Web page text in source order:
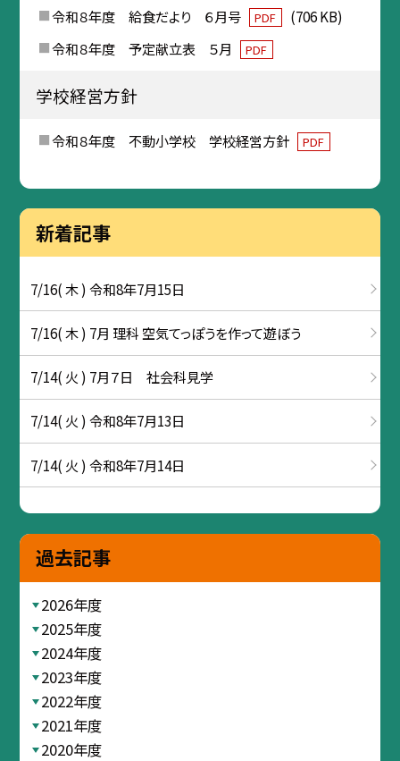
令和８年度 給食だより ６月号
PDF
(706 KB)
令和８年度 予定献立表 ５月
PDF
学校経営方針
令和８年度 不動小学校 学校経営方針 PDF
新着記事
7/16( 木 ) 令和8年7月15日
7/16( 木 ) 7月 理科 空気てっぽうを作って遊ぼう
7/14( 火 ) 7月７日 社会科見学
7/14( 火 ) 令和8年7月13日
7/14( 火 ) 令和8年7月14日
過去記事
2026年度
2025年度
2024年度
2023年度
2022年度
2021年度
2020年度